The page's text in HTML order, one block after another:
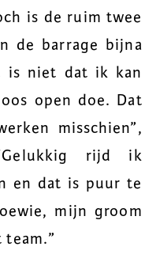
is de ruim twee
de barrage bijna
is niet dat ik kan
open doe. Dat
misschien”,
rijd ik
en dat is puur te
mijn groom
team.”